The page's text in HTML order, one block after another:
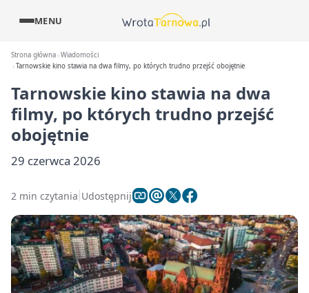
MENU
Strona główna Wiadomości
Tarnowskie kino stawia na dwa filmy, po których trudno przejść obojętnie
Tarnowskie kino stawia na dwa
filmy, po których trudno przejść
obojętnie
29 czerwca 2026
2 min czytania Udostępnij